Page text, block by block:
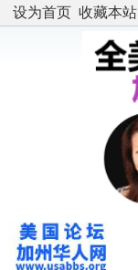
设为首页 收藏本站